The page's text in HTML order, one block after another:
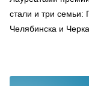
стали и три семьи:
Челябинска и